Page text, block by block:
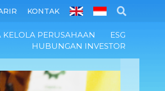
KONTAK
KELOLA PERUSAHAAN
ESG
HUBUNGAN INVESTOR